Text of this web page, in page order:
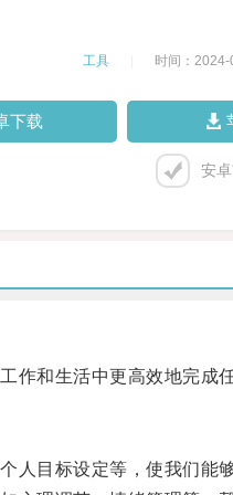
工具 时间：2024-
下载
安
和生活中更高效地完成任
目标设定等，使我们能